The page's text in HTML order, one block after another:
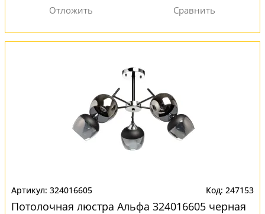
324016605 247153
Потолочная люстра Альфа 324016605 черная